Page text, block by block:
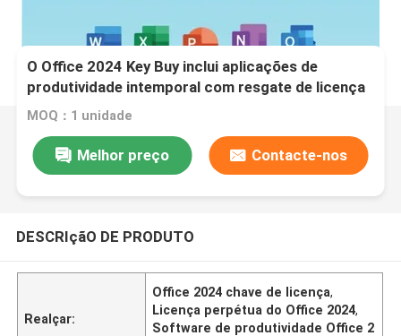
O Office 2024 Key Buy inclui aplicações de
produtividade intemporal com resgate de licença
fácil e sem assinatura necessária
MOQ：1 unidade
Melhor preço Contacte-nos
DESCRIçãO DE PRODUTO
Realçar:
Office 2024 chave de licença,
Licença perpétua do Office 2024,
Software de produtividade Office 2